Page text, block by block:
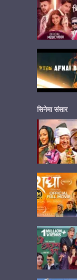
सिनेमा संसार